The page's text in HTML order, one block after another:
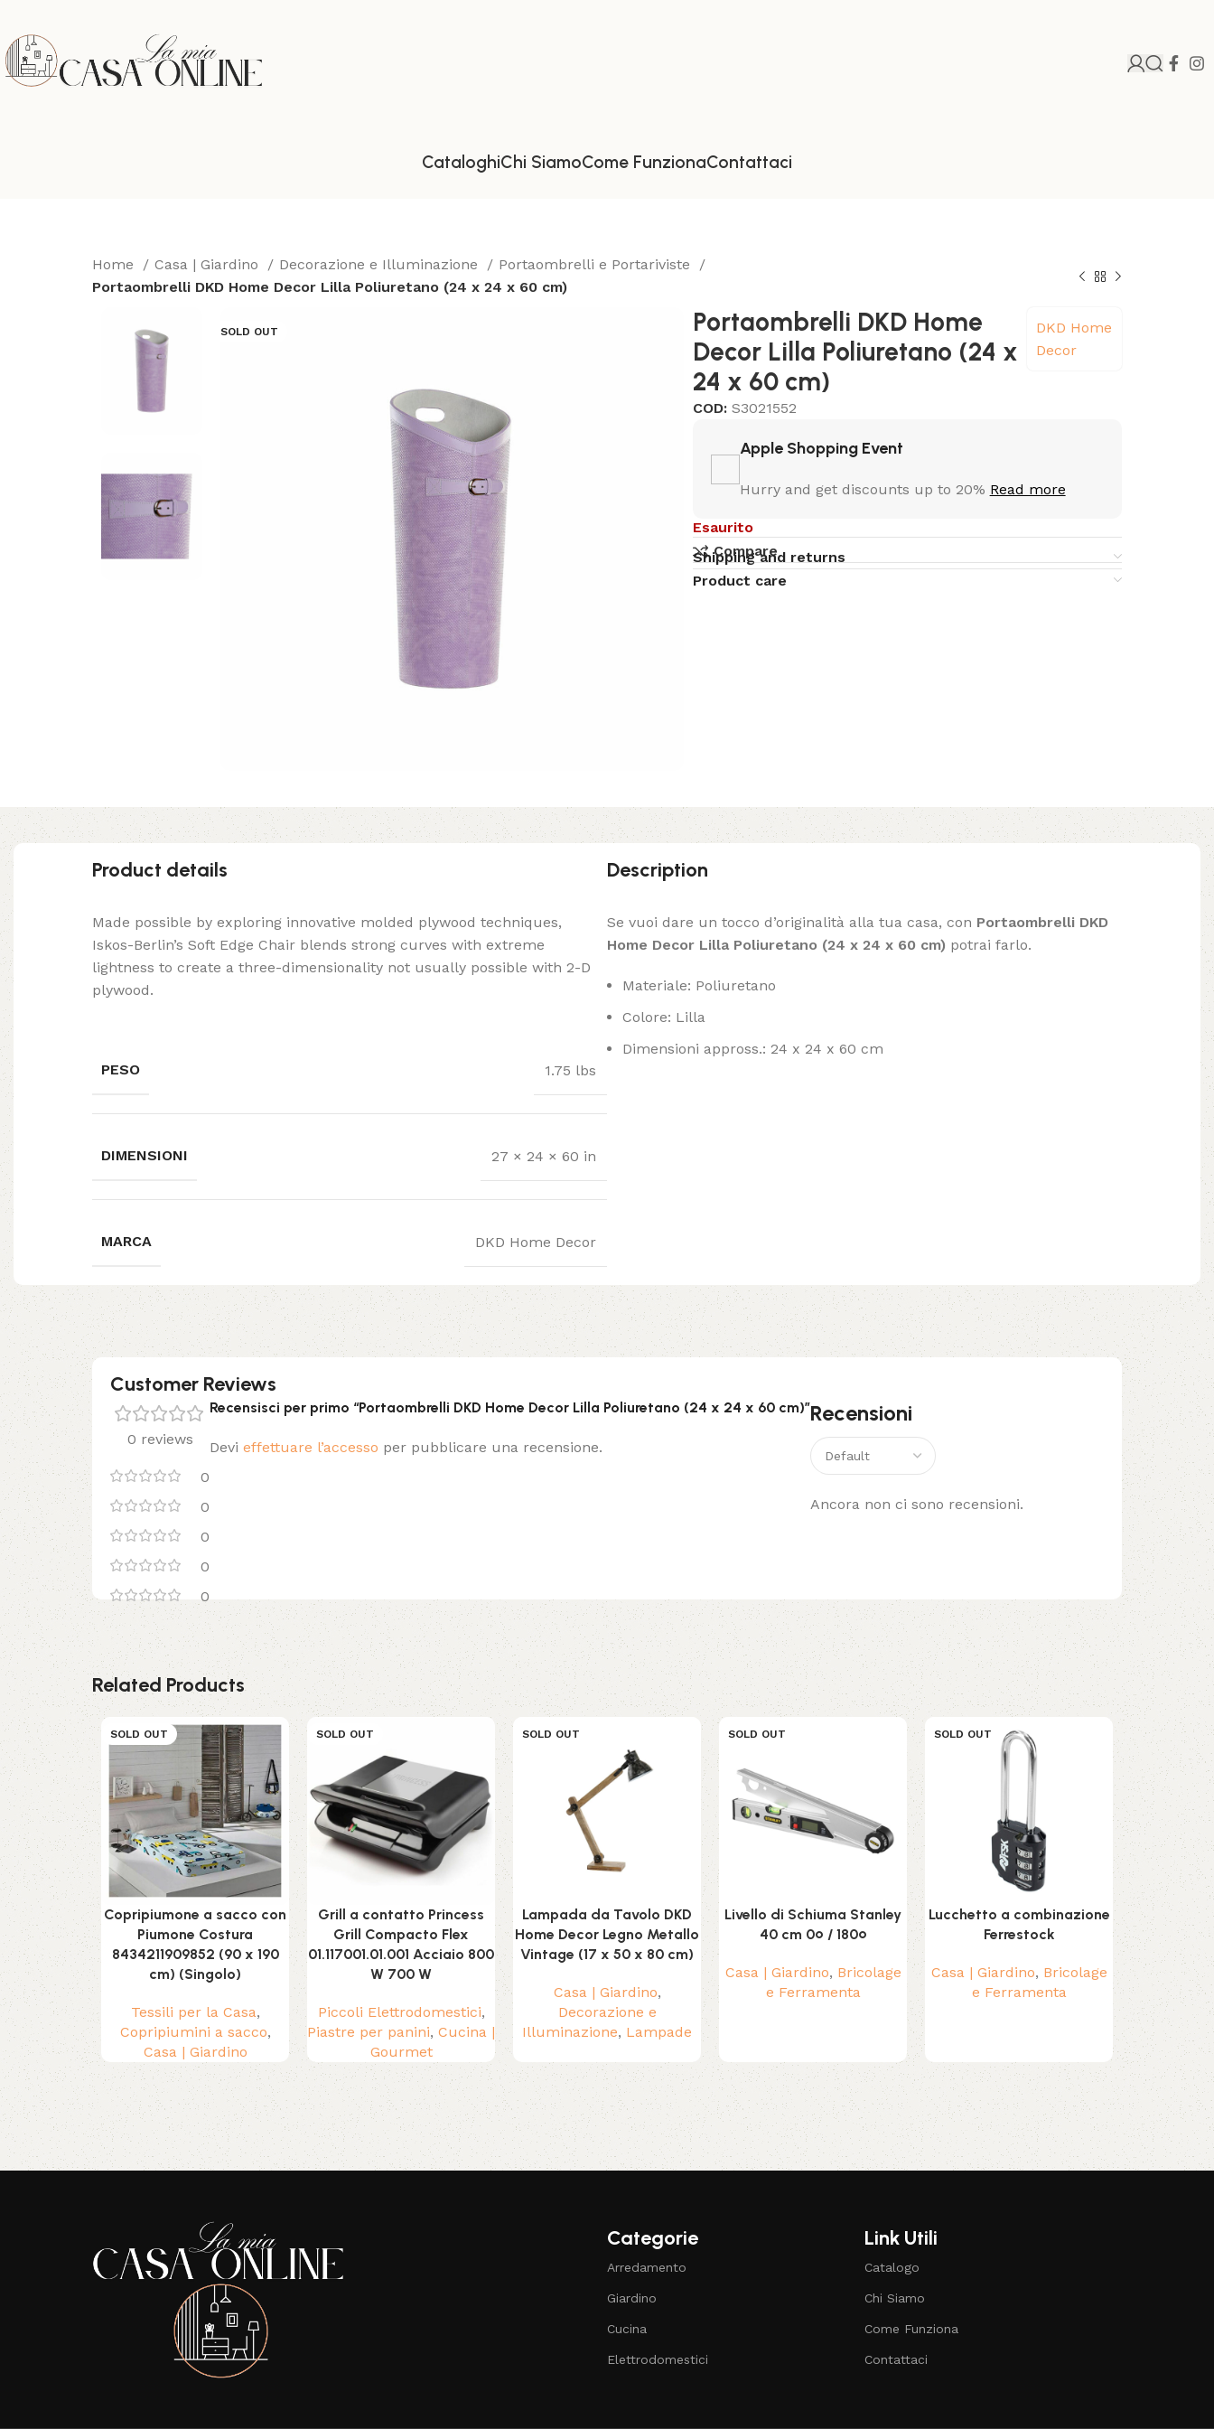
CataloghiChi SiamoCome FunzionaContattaci
Home Casa | Giardino Decorazione e Illuminazione
Portaombrelli e Portariviste
Portaombrelli DKD Home Decor Lilla Poliuretano (24 x 24 x 60 cm)
SOLD OUT
Portaombrelli DKD Home
Decor Lilla Poliuretano (24 x
24 x 60 cm)
DKD Home
Decor
COD: S3021552
Apple Shopping Event
Hurry and get discounts up to 20% Read more
Esaurito
Compare
Shipping and returns
Product care
Product details
Made possible by exploring innovative molded plywood techniques,
Iskos-Berlin’s Soft Edge Chair blends strong curves with extreme
lightness to create a three-dimensionality not usually possible with 2-D
plywood.
PESO 1.75 lbs
DIMENSIONI 27 × 24 × 60 in
MARCA DKD Home Decor
Description
Se vuoi dare un tocco d’originalità alla tua casa, con Portaombrelli DKD
Home Decor Lilla Poliuretano (24 x 24 x 60 cm) potrai farlo.
Materiale: Poliuretano
Colore: Lilla
Dimensioni appross.: 24 x 24 x 60 cm
Customer Reviews
0 reviews
0
0
0
0
0
Recensioni
Ancora non ci sono recensioni.
Recensisci per primo “Portaombrelli DKD Home Decor Lilla Poliuretano (24 x 24 x 60 cm)”
Devi effettuare l’accesso per pubblicare una recensione.
Related Products
SOLD OUT
Copripiumone a sacco con
Piumone Costura
8434211909852 (90 x 190
cm) (Singolo)
Tessili per la Casa,
Copripiumini a sacco,
Casa | Giardino
SOLD OUT
Grill a contatto Princess
Grill Compacto Flex
01.117001.01.001 Acciaio 800
W 700 W
Piccoli Elettrodomestici,
Piastre per panini, Cucina |
Gourmet
SOLD OUT
Lampada da Tavolo DKD
Home Decor Legno Metallo
Vintage (17 x 50 x 80 cm)
Casa | Giardino,
Decorazione e
Illuminazione, Lampade
SOLD OUT
Livello di Schiuma Stanley
40 cm 0º / 180º
Casa | Giardino, Bricolage
e Ferramenta
SOLD OUT
Lucchetto a combinazione
Ferrestock
Casa | Giardino, Bricolage
e Ferramenta
SOLD OUT
Set di
Casa |
e
Read More
Categorie
Arredamento
Giardino
Cucina
Elettrodomestici
Link Utili
Catalogo
Chi Siamo
Come Funziona
Contattaci